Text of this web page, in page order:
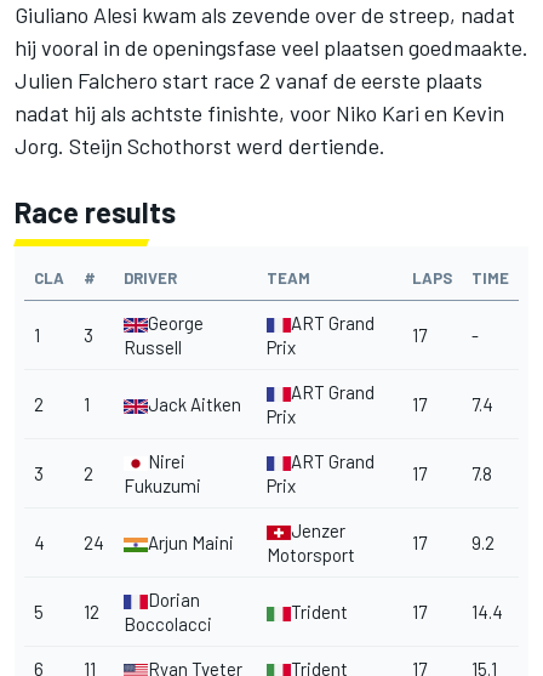
Giuliano Alesi kwam als zevende over de streep, nadat
hij vooral in de openingsfase veel plaatsen goedmaakte.
Julien Falchero start race 2 vanaf de eerste plaats
nadat hij als achtste finishte, voor Niko Kari en Kevin
Jorg. Steijn Schothorst werd dertiende.
Race results
CLA # DRIVER TEAM LAPS TIME
1 3
George
Russell
ART Grand
Prix
17 -
2 1 Jack Aitken
ART Grand
Prix
17 7.4
3 2
Nirei
Fukuzumi
ART Grand
Prix
17 7.8
4 24 Arjun Maini
Jenzer
Motorsport
17 9.2
5 12
Dorian
Boccolacci
Trident 17 14.4
6 11 Ryan Tveter Trident 17 15.1